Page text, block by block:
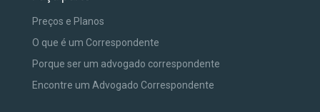
Preços e Planos
O que é um Correspondente
Porque ser um advogado correspondente
Encontre um Advogado Correspondente